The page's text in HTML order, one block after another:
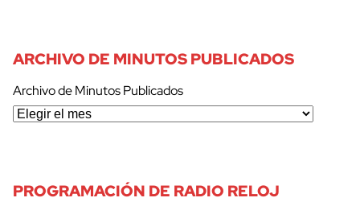
ARCHIVO DE MINUTOS PUBLICADOS
Archivo de Minutos Publicados
PROGRAMACIÓN DE RADIO RELOJ